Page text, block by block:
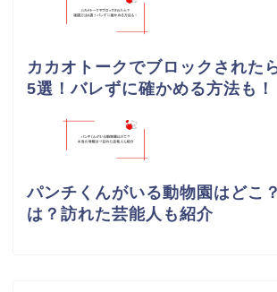
カカオトークでブロックされた
5選！バレずに確かめる方法も！
パンチくんがいる動物園はどこ
は？訪れた芸能人も紹介